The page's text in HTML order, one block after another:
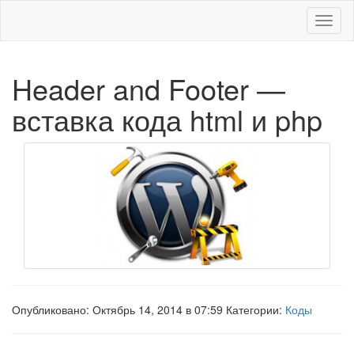
Меню
Header and Footer —
вставка кода html и php
Опубликовано: Октябрь 14, 2014 в 07:59 Категории: Коды